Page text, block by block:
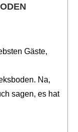
Gäste,
Na,
sagen, es hat